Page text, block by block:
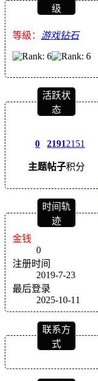
级
等級： 游戏钻石
活跃状
态
0
主题
2191
帖子
2151
积分
时间轨
迹
金钱
0
注册时间
2019-7-23
最后登录
2025-10-11
联系方
式